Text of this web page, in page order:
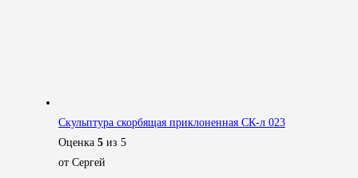
Скульптура скорбящая приклоненная СК-л 023
Оценка 5 из 5
от Сергей